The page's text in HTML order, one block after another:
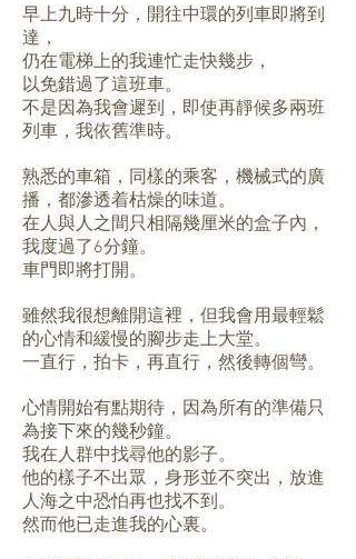
早上九時十分，開往中環的列車即將到
達，
仍在電梯上的我連忙走快幾步，
以免錯過了這班車。
不是因為我會遲到，即使再靜候多兩班
列車，我依舊準時。
熟悉的車箱，同樣的乘客，機械式的廣
播，都滲透着枯燥的味道。
在人與人之間只相隔幾厘米的盒子內，
我度過了6分鐘。
車門即將打開。
雖然我很想離開這裡，但我會用最輕鬆
的心情和緩慢的腳步走上大堂。
一直行，拍卡，再直行，然後轉個彎。
心情開始有點期待，因為所有的準備只
為接下來的幾秒鐘。
我在人群中找尋他的影子。
他的樣子不出眾，身形並不突出，放進
人海之中恐怕再也找不到。
然而他已走進我的心裏。